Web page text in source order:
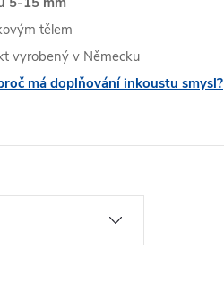
tělem
vyrobený v Německu
má doplňování inkoustu smysl?